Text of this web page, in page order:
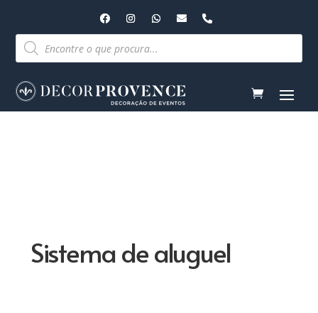
Pesquisar
produtos
Sistema de aluguel